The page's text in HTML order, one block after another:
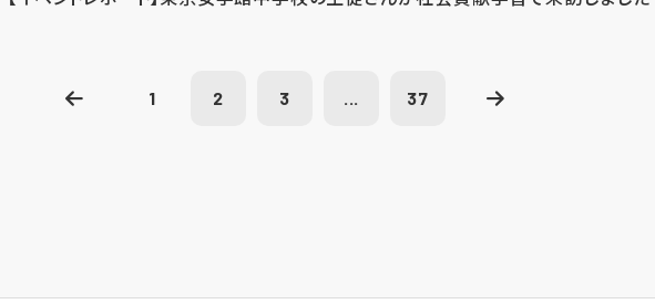
1 2 3 ... 37